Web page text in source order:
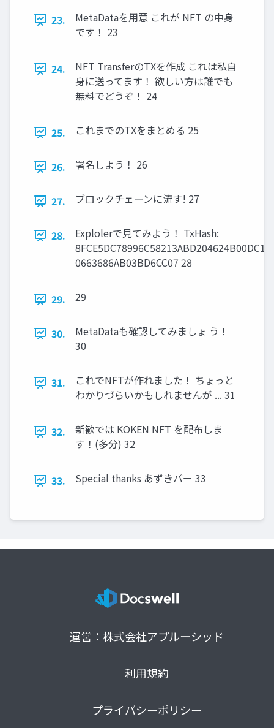
23.
MetaDataを用意 これが NFT の中身
です！ 23
24.
NFT TransferのTXを作成 これは私自
身に送ってます！ 欲しい方は誰でも
無料でどうぞ！ 24
25. これまでのTXをまとめる 25
26. 署名しよう！ 26
27. ブロックチェーンに流す! 27
28.
Explolerで見てみよう！ TxHash:
0663686AB03BD6CC07 28
29. 29
30.
MetaDataも確認してみましょ う！
30
31.
これでNFTが作れました！ ちょっと
わかりづらいかもしれませんが ... 31
32.
新歓では KOKEN NFT を配布しま
す！(多分) 32
33. Special thanks あずきバー 33
運営：株式会社アプルーシッド
利用規約
プライバシーポリシー